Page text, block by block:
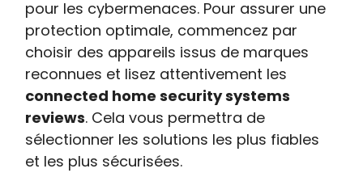
pour les cybermenaces. Pour assurer une
protection optimale, commencez par
choisir des appareils issus de marques
reconnues et lisez attentivement les
connected home security systems
reviews. Cela vous permettra de
sélectionner les solutions les plus fiables
et les plus sécurisées.